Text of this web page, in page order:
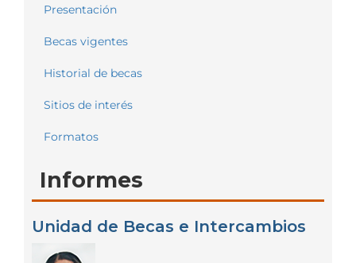
Presentación
Becas vigentes
Historial de becas
Sitios de interés
Formatos
Informes
Unidad de Becas e Intercambios